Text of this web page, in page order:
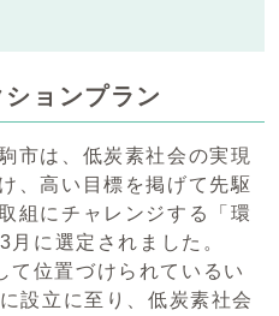
ョンプラン
市は、低炭素社会の実現
、高い目標を掲げて先駆
組にチャレンジする「環
に選定されました。
位置づけられているい
設立に至り、低炭素社会